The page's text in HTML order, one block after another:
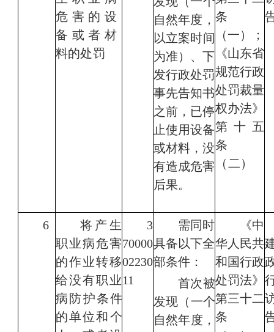
危害 的设
备或者材
料的处罚
自然年度，
以立案时间
为准）、下
发行政处罚
事先告知书
之前，已停
止使用设备
或材料，没
有造成危害
后果。
条
（一）；
《山东省
规范行政
处罚裁量
权办法》
第十 五
条
（二）
6
将产生
职业病危害
的作业转移
给没有职业
病防护条件
的单位和个
3
70000
02230
11
需同时
具备以下全
部条件：
首次被
发现（一个
自然年度，
《中
华人民共
和国行政
处罚法》
第三十二
条